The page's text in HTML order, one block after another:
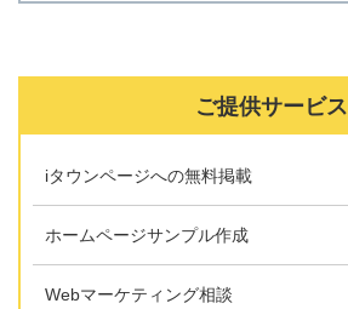
ご提供サービス
iタウンページへの無料掲載
ホームページサンプル作成
Webマーケティング相談